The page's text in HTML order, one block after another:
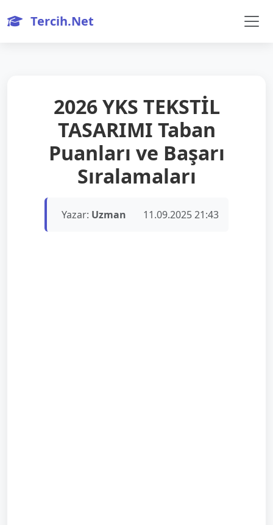
Tercih.Net
2026 YKS TEKSTİL
TASARIMI Taban
Puanları ve Başarı
Sıralamaları
Yazar: Uzman 11.09.2025 21:43